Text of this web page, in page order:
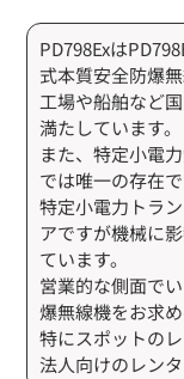
PD798Exは
式本質安全防爆無
工場や船舶など
満たしています。
また、特定小電
では唯一の存在で
特定小電力トラ
アですが機械に
ています。
営業的な側面で
爆無線機をお求
特にスポットの
法人向けのレン